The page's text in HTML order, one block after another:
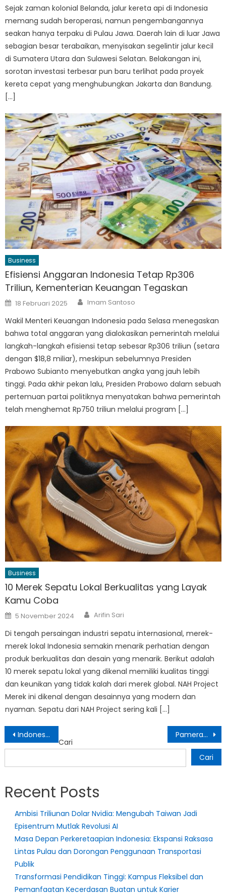
Sejak zaman kolonial Belanda, jalur kereta api di Indonesia
memang sudah beroperasi, namun pengembangannya
seakan hanya terpaku di Pulau Jawa. Daerah lain di luar Jawa
sebagian besar terabaikan, menyisakan segelintir jalur kecil
di Sumatera Utara dan Sulawesi Selatan. Belakangan ini,
sorotan investasi terbesar pun baru terlihat pada proyek
kereta cepat yang menghubungkan Jakarta dan Bandung.
[…]
Business
Efisiensi Anggaran Indonesia Tetap Rp306
Triliun, Kementerian Keuangan Tegaskan
Posted
on
18 Februari 2025 Author
Imam Santoso
Wakil Menteri Keuangan Indonesia pada Selasa menegaskan
bahwa total anggaran yang dialokasikan pemerintah melalui
langkah-langkah efisiensi tetap sebesar Rp306 triliun (setara
dengan $18,8 miliar), meskipun sebelumnya Presiden
Prabowo Subianto menyebutkan angka yang jauh lebih
tinggi. Pada akhir pekan lalu, Presiden Prabowo dalam sebuah
pertemuan partai politiknya menyatakan bahwa pemerintah
telah menghemat Rp750 triliun melalui program […]
Business
10 Merek Sepatu Lokal Berkualitas yang Layak
Kamu Coba
Posted
on
5 November 2024 Author
Arifin Sari
Di tengah persaingan industri sepatu internasional, merek-
merek lokal Indonesia semakin menarik perhatian dengan
produk berkualitas dan desain yang menarik. Berikut adalah
10 merek sepatu lokal yang dikenal memiliki kualitas tinggi
dan keunikan yang tidak kalah dari merek global. NAH Project
Merek ini dikenal dengan desainnya yang modern dan
nyaman. Sepatu dari NAH Project sering kali […]
Navigasi
pos
Indonesia Siapkan Proyek Air Senilai $9,6 Miliar untuk Forum Air Dunia Pameran Seni Biennale Arte 2024 di Venesia: Menyoroti Pengungsi dan Orang Terpinggirkan
Cari
Cari
Recent Posts
Ambisi Triliunan Dolar Nvidia: Mengubah Taiwan Jadi
Episentrum Mutlak Revolusi AI
Masa Depan Perkeretaapian Indonesia: Ekspansi Raksasa
Lintas Pulau dan Dorongan Penggunaan Transportasi
Publik
Transformasi Pendidikan Tinggi: Kampus Fleksibel dan
Pemanfaatan Kecerdasan Buatan untuk Karier